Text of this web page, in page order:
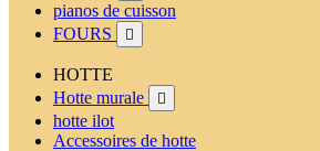
pianos de cuisson
FOURS

HOTTE
Hotte murale

hotte ilot
Accessoires de hotte